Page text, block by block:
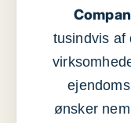
tusindvis
ønsker